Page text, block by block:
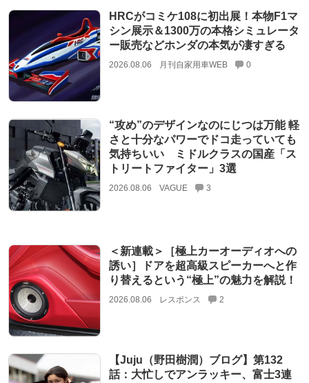
HRCがコミケ108に初出展！本物F1マ
シン展示＆1300万の本格シミュレータ
ー販売などホンダの本気が凄すぎる
2026.08.06 月刊自家用車WEB 0
“攻め”のデザインなのにじつは万能 軽
さと十分なパワーでドコ走っていても
気持ちいい ミドルクラスの国産「ス
トリートファイター」3選
2026.08.06 VAGUE 3
＜新連載＞［極上カーオーディオへの
誘い］ドアを超高級スピーカーへと作
り替えるという“極上”の魅力を解説！
2026.08.06 レスポンス 2
【Juju（野田樹潤）ブログ】第132
話：大忙しでアンラッキー、富士3連